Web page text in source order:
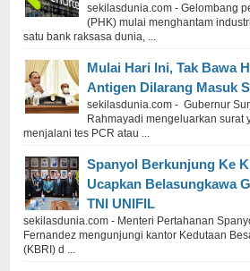
sekilasdunia.com - Gelombang
(PHK) mulai menghantam
satu bank raksasa dunia, ...
Mulai Hari Ini, Tak Bawa
Antigen Dilarang Masuk
sekilasdunia.com - Gubernur
Rahmayadi mengeluarkan surat
menjalani tes PCR atau ...
Spanyol Berkunjung Ke
Ucapkan Belasungkawa
TNI UNIFIL
sekilasdunia.com - Menteri Pertahanan
Fernandez mengunjungi kantor Kedutaan
(KBRI) d ...